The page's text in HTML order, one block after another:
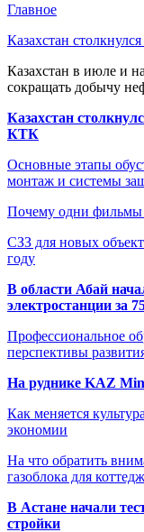
Главное
Казахстан
Казахстан в июле и
сокращать добычу
Казахстан
КТК
Основные этапы
монтаж и системы
Почему одни фильмы
СЗЗ для новых
году
В области Абай
электростанции за
Профессиональное
перспективы
На руднике KAZ
Как меняется
экономии
На что обратить
газоблока для
В Астане начали
стройки